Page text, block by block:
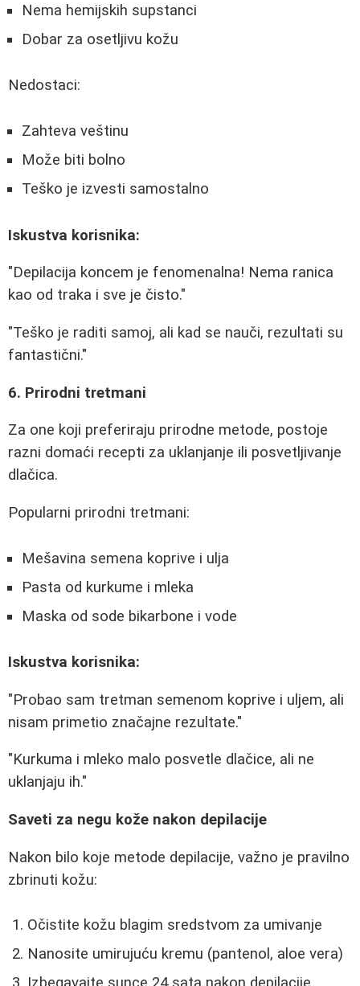
Nema hemijskih supstanci
Dobar za osetljivu kožu
Nedostaci:
Zahteva veštinu
Može biti bolno
Teško je izvesti samostalno
Iskustva korisnika:
"Depilacija koncem je fenomenalna! Nema ranica
kao od traka i sve je čisto."
"Teško je raditi samoj, ali kad se nauči, rezultati su
fantastični."
6. Prirodni tretmani
Za one koji preferiraju prirodne metode, postoje
razni domaći recepti za uklanjanje ili posvetljivanje
dlačica.
Popularni prirodni tretmani:
Mešavina semena koprive i ulja
Pasta od kurkume i mleka
Maska od sode bikarbone i vode
Iskustva korisnika:
"Probao sam tretman semenom koprive i uljem, ali
nisam primetio značajne rezultate."
"Kurkuma i mleko malo posvetle dlačice, ali ne
uklanjaju ih."
Saveti za negu kože nakon depilacije
Nakon bilo koje metode depilacije, važno je pravilno
zbrinuti kožu:
Očistite kožu blagim sredstvom za umivanje
Nanosite umirujuću kremu (pantenol, aloe vera)